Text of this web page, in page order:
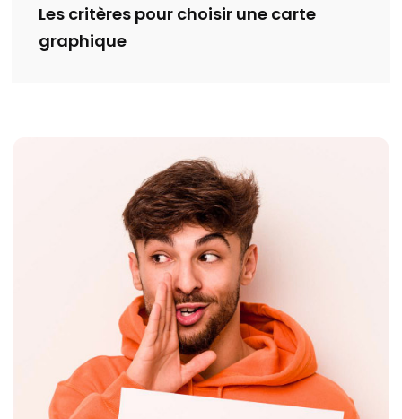
Les critères pour choisir une carte
graphique